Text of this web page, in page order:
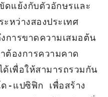
ดแย้งกับตัวอักษรและ
หว่างสองประเทศ
การขาดความเสมอต้น
ต้องการความคาด
เพื่อให้สามารถรวมกัน
ด-แปซิฟิก เพื่อสร้าง